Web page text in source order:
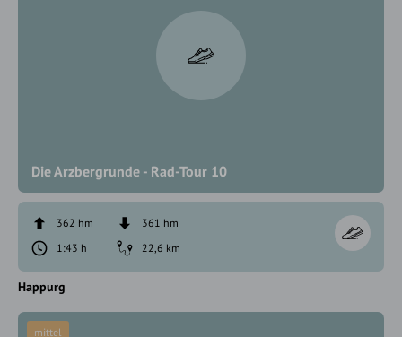
Die Arzbergrunde - Rad-Tour 10
362 hm
361 hm
1:43 h
22,6 km
Happurg
mittel